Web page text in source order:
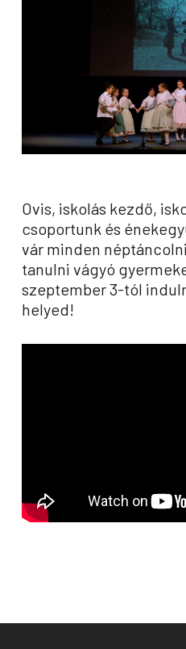
Ovis, iskolás kezdő,
csoportunk és
vár minden
tanulni vágyó
szeptember 3-tól
helyed!